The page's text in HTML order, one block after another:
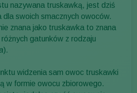
nazywana truskawką, jest dziś
dla swoich smacznych owoców.
znana jako truskawka to znana
gatunków z rodzaju
).
widzenia sam owoc truskawki
w formie owocu zbiorowego.